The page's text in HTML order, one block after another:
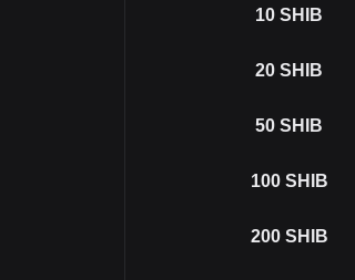
10 SHIB
20 SHIB
50 SHIB
100 SHIB
200 SHIB